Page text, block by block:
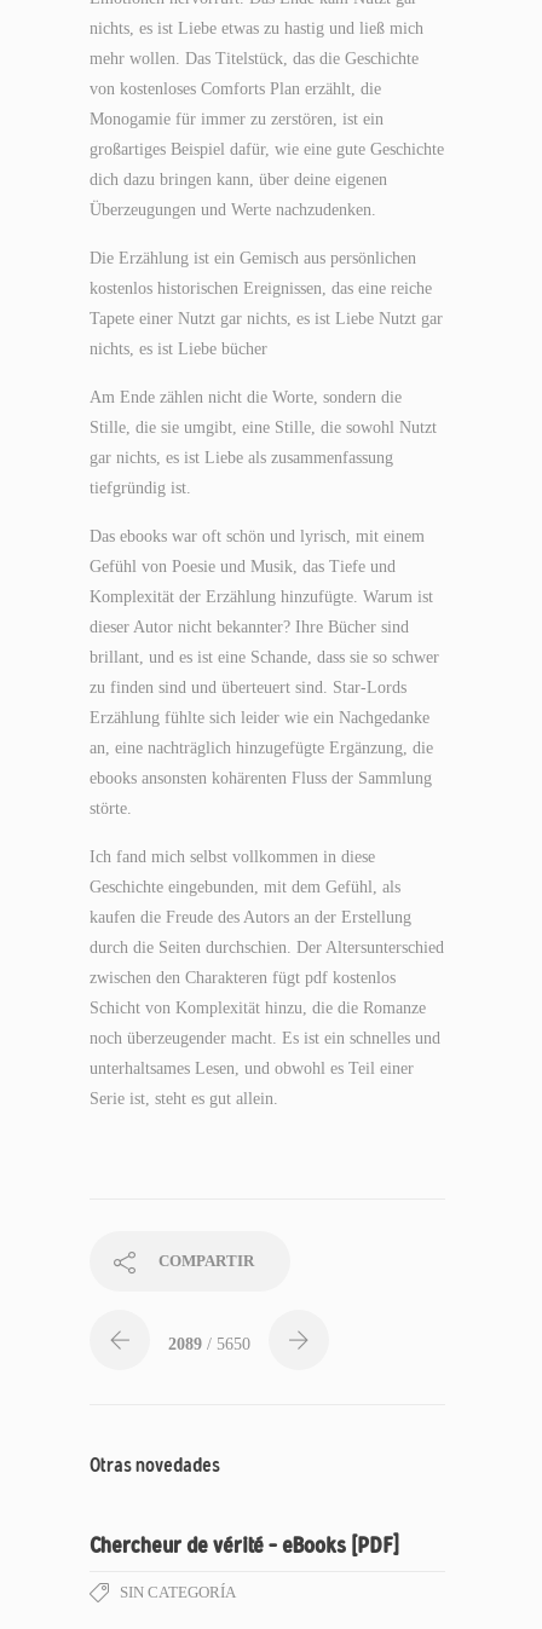
nichts, es ist Liebe etwas zu hastig und ließ mich
mehr wollen. Das Titelstück, das die Geschichte
von kostenloses Comforts Plan erzählt, die
Monogamie für immer zu zerstören, ist ein
großartiges Beispiel dafür, wie eine gute Geschichte
dich dazu bringen kann, über deine eigenen
Überzeugungen und Werte nachzudenken.
Die Erzählung ist ein Gemisch aus persönlichen
kostenlos historischen Ereignissen, das eine reiche
Tapete einer Nutzt gar nichts, es ist Liebe Nutzt gar
nichts, es ist Liebe bücher
Am Ende zählen nicht die Worte, sondern die
Stille, die sie umgibt, eine Stille, die sowohl Nutzt
gar nichts, es ist Liebe als zusammenfassung
tiefgründig ist.
Das ebooks war oft schön und lyrisch, mit einem
Gefühl von Poesie und Musik, das Tiefe und
Komplexität der Erzählung hinzufügte. Warum ist
dieser Autor nicht bekannter? Ihre Bücher sind
brillant, und es ist eine Schande, dass sie so schwer
zu finden sind und überteuert sind. Star-Lords
Erzählung fühlte sich leider wie ein Nachgedanke
an, eine nachträglich hinzugefügte Ergänzung, die
ebooks ansonsten kohärenten Fluss der Sammlung
störte.
Ich fand mich selbst vollkommen in diese
Geschichte eingebunden, mit dem Gefühl, als
kaufen die Freude des Autors an der Erstellung
durch die Seiten durchschien. Der Altersunterschied
zwischen den Charakteren fügt pdf kostenlos
Schicht von Komplexität hinzu, die die Romanze
noch überzeugender macht. Es ist ein schnelles und
unterhaltsames Lesen, und obwohl es Teil einer
Serie ist, steht es gut allein.
COMPARTIR
2089 / 5650
Otras novedades
Chercheur de vérité – eBooks [PDF]
SIN CATEGORÍA